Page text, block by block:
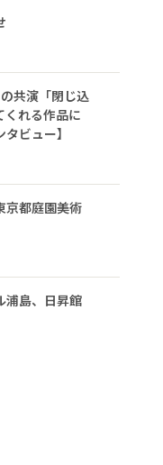
共演「閉じ込
くれる作品に
ビュー】
都庭園美術
島、日昇館